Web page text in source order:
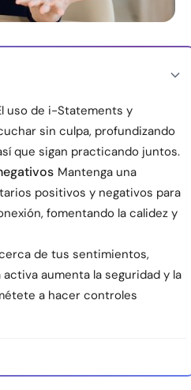
uso de i-Statements y
sin culpa, profundizando
que sigan practicando juntos.
Mantenga una
positivos y negativos para
fomentando la calidez y
de tus sentimientos,
aumenta la seguridad y la
a hacer controles